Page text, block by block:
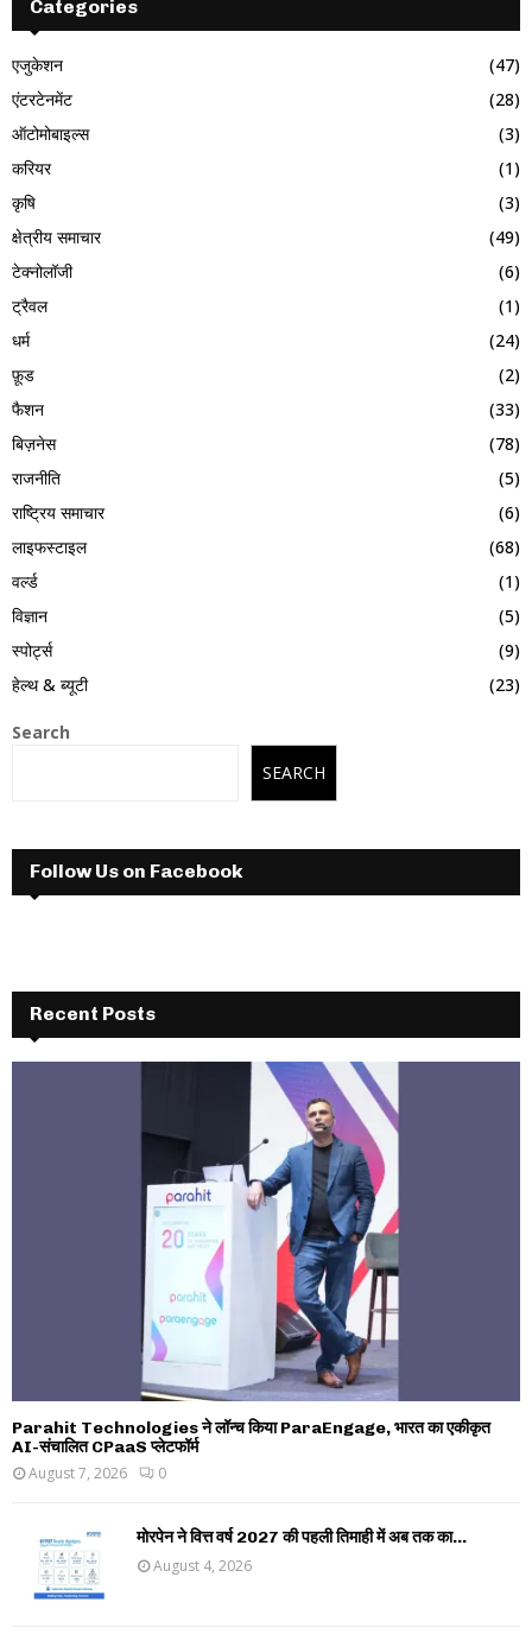
Categories
एजुकेशन
(47)
एंटरटेनमेंट
(28)
ऑटोमोबाइल्स
(3)
करियर
(1)
कृषि
(3)
क्षेत्रीय समाचार
(49)
टेक्नोलॉजी
(6)
ट्रैवल
(1)
धर्म
(24)
फ़ूड
(2)
फैशन
(33)
बिज़नेस
(78)
राजनीति
(5)
राष्ट्रिय समाचार
(6)
लाइफस्टाइल
(68)
वर्ल्ड
(1)
विज्ञान
(5)
स्पोर्ट्स
(9)
हेल्थ & ब्यूटी
(23)
Search
SEARCH
Follow Us on Facebook
Recent Posts
Parahit Technologies ने लॉन्च किया ParaEngage, भारत का एकीकृत
AI-संचालित CPaaS प्लेटफॉर्म
August 7, 2026
0
मोरपेन ने वित्त वर्ष 2027 की पहली तिमाही में अब तक का...
August 4, 2026